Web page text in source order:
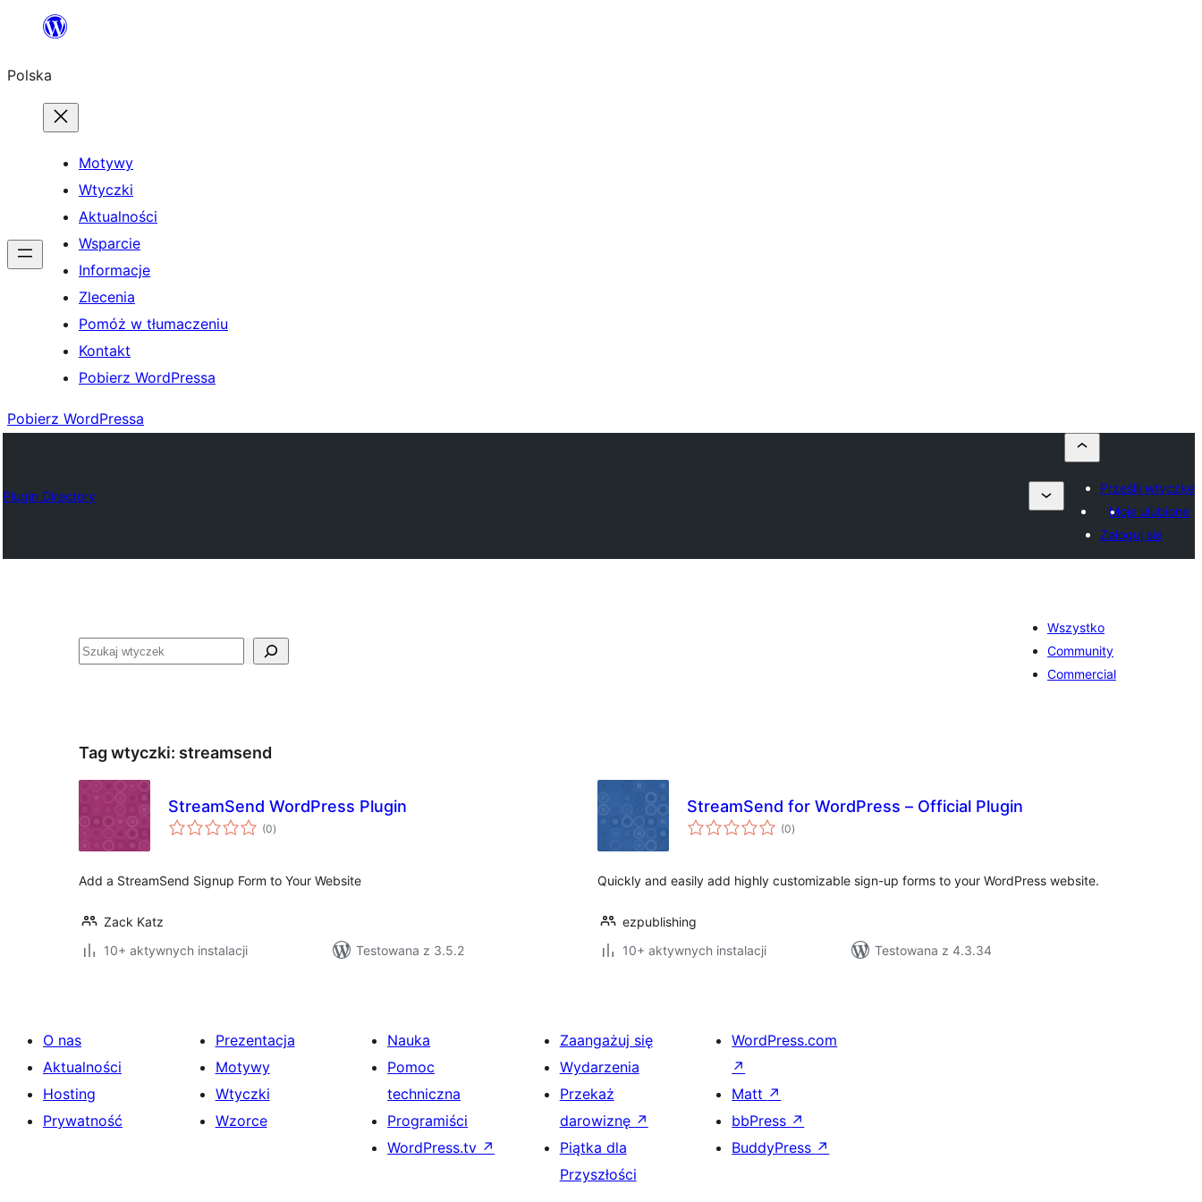
Przejdź
treści
Polska
Motywy
Wtyczki
Aktualności
Wsparcie
Informacje
Zlecenia
Pomóż w tłumaczeniu
Kontakt
Pobierz WordPressa
Pobierz WordPressa
Plugin Directory
Prześlij wtyczkę
Moje ulubione
Zaloguj się
Szukaj
Wszystko
Community
Commercial
Tag wtyczki: streamsend
StreamSend WordPress Plugin
(0wszystkich
ocen
)
Add a StreamSend Signup Form to Your Website
Zack Katz
10+ aktywnych instalacji
Testowana z 3.5.2
StreamSend for WordPress – Official Plugin
(0wszystkich
ocen
)
Quickly and easily add highly customizable sign-up forms to your WordPress website.
ezpublishing
10+ aktywnych instalacji
Testowana z 4.3.34
O nas
Aktualności
Hosting
Prywatność
Prezentacja
Motywy
Wtyczki
Wzorce
Nauka
Pomoc
techniczna
Programiści
WordPress.tv ↗
Zaangażuj się
Wydarzenia
Przekaż
darowiznę ↗
Piątka dla
Przyszłości
WordPress.com
↗
Matt ↗
bbPress ↗
BuddyPress ↗